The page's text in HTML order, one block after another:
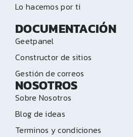
Lo hacemos por ti
DOCUMENTACIÓN
Geetpanel
Constructor de sitios
Gestión de correos
NOSOTROS
Sobre Nosotros
Blog de ideas
Terminos y condiciones